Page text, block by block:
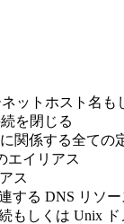
ットホスト名も
を閉じる
関係する全ての
エイリアス
ス
する DNS リソ
もしくは Unix